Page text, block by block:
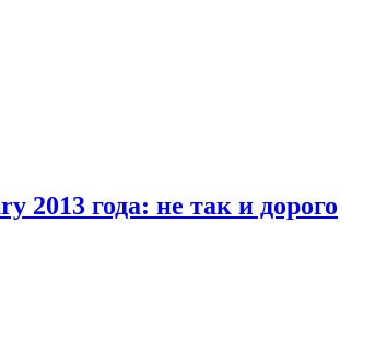
2013 года: не так и дорого